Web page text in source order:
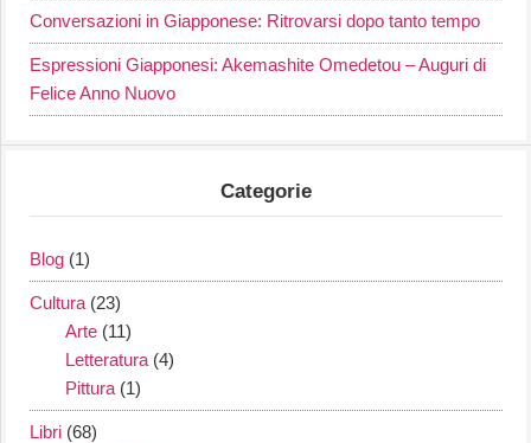
Conversazioni in Giapponese: Ritrovarsi dopo tanto tempo
Espressioni Giapponesi: Akemashite Omedetou – Auguri di
Felice Anno Nuovo
Categorie
Blog (1)
Cultura (23)
Arte (11)
Letteratura (4)
Pittura (1)
Libri (68)